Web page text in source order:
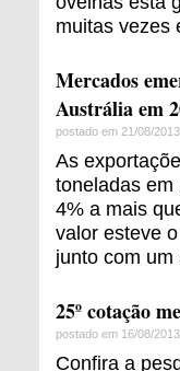
muitas vezes
Mercados
Austrália em
postado em 21/08/2013
As
toneladas em
4% a mais
valor esteve
junto com
25º cotação
postado em 16/08/2013
Confira a